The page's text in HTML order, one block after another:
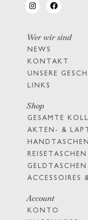
Wer wir sind
NEWS
KONTAKT
UNSERE
LINKS
Shop
GESAMTE
AKTEN- &
HANDTASCHEN
GELDTASCHEN
ACCESSOIRES
Account
KONTO